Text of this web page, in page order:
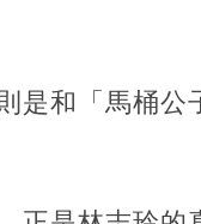
是和「馬桶公